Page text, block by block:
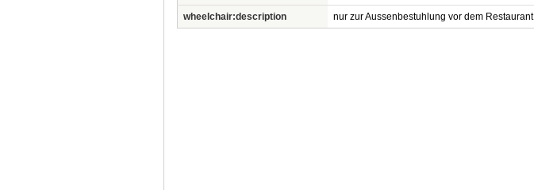
wheelchair:description nur zur Aussenbestuhlung vor dem Restaurant